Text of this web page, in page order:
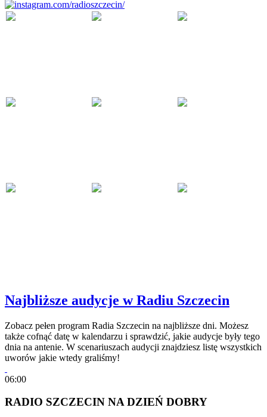
Najbliższe audycje w Radiu Szczecin
Zobacz pełen program Radia Szczecin na najbliższe dni. Możesz
także cofnąć datę w kalendarzu i sprawdzić, jakie audycje były tego
dnia na antenie. W scenariuszach audycji znajdziesz listę wszystkich
uworów jakie wtedy graliśmy!
06:00
RADIO SZCZECIN NA DZIEŃ DOBRY